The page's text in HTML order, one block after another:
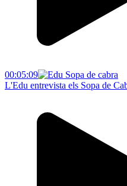
00:05:09
L'Edu entrevista els Sopa de